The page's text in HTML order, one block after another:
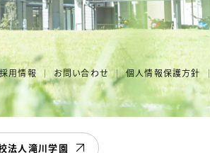
個人情報保護方針
お問い合わせ
用情報
法人滝川学園